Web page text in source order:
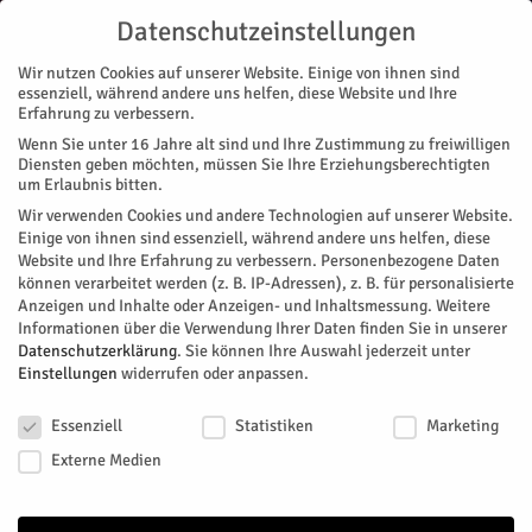
Start Nachrichten Seniorenwohnanlage steht in den Startlöchern
NACHRICHTEN MAGAZIN
Seniorenwohnanlage steht in den
Startlöchern
Durch den demografischen Wandel wird altersgerechtes
Wohnen immer mehr zum Thema. Für die Seniorenwohnlage
Schirmer-Quartier werden zu Anfang des Jahres die ersten
einziehen.
Mira Otto- Dezember 14, 2021
Facebook Twitter
Datenschutzeinstellungen
Wir nutzen Cookies auf unserer Website. Einige von ihnen sind
essenziell, während andere uns helfen, diese Website und Ihre
Erfahrung zu verbessern.
Wenn Sie unter 16 Jahre alt sind und Ihre Zustimmung zu freiwilligen
Diensten geben möchten, müssen Sie Ihre Erziehungsberechtigten
um Erlaubnis bitten.
Wir verwenden Cookies und andere Technologien auf unserer Website.
Einige von ihnen sind essenziell, während andere uns helfen, diese
Website und Ihre Erfahrung zu verbessern. Personenbezogene Daten
können verarbeitet werden (z. B. IP-Adressen), z. B. für personalisierte
Anzeigen und Inhalte oder Anzeigen- und Inhaltsmessung. Weitere
Informationen über die Verwendung Ihrer Daten finden Sie in unserer
Datenschutzerklärung. Sie können Ihre Auswahl jederzeit unter
Einstellungen widerrufen oder anpassen.
Essenziell
Statistiken
Marketing
Externe Medien